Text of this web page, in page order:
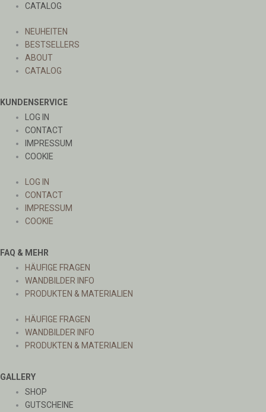
CATALOG
NEUHEITEN
BESTSELLERS
ABOUT
CATALOG
KUNDENSERVICE
LOG IN
CONTACT
IMPRESSUM
COOKIE
LOG IN
CONTACT
IMPRESSUM
COOKIE
FAQ & MEHR
HÄUFIGE FRAGEN
WANDBILDER INFO
PRODUKTEN & MATERIALIEN
HÄUFIGE FRAGEN
WANDBILDER INFO
PRODUKTEN & MATERIALIEN
GALLERY
SHOP
GUTSCHEINE